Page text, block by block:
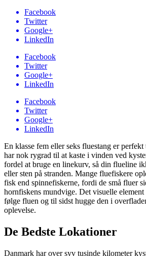
Facebook
Twitter
Google+
LinkedIn
Facebook
Twitter
Google+
LinkedIn
Facebook
Twitter
Google+
LinkedIn
En klasse fem eller seks fluestang er
har nok rygrad til at kaste i vinden ved
fordel at bruge en linekurv, så din flueline
eller sten på stranden. Mange fluefiskere
fisk end spinnefiskerne, fordi de små fluer
hornfiskens mundvige. Det visuelle
følge fluen og til sidst hugge den i
oplevelse.
De Bedste Lokationer
Danmark har over syv tusinde kilometer